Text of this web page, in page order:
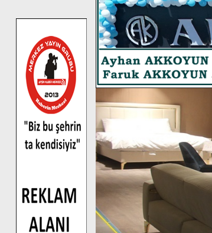
14:05
Madrigal,
7:39
KEDİNİZ Mİ
7:27
8:58
GÖZYAŞI